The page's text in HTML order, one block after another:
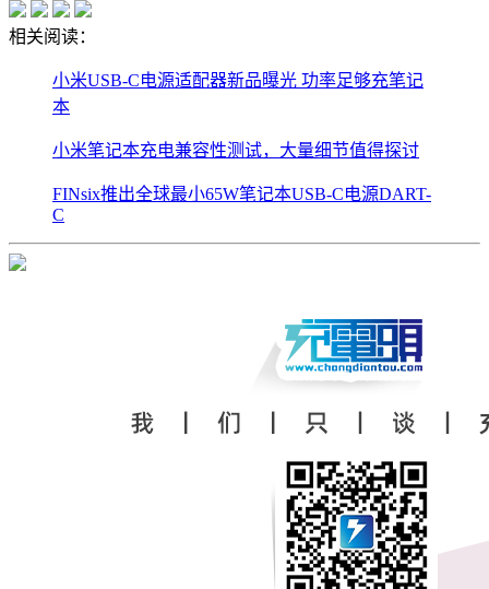
相关阅读：
小米USB-C电源适配器新品曝光 功率足够充笔记
本
小米笔记本充电兼容性测试，大量细节值得探讨
FINsix推出全球最小65W笔记本USB-C电源DART-
C